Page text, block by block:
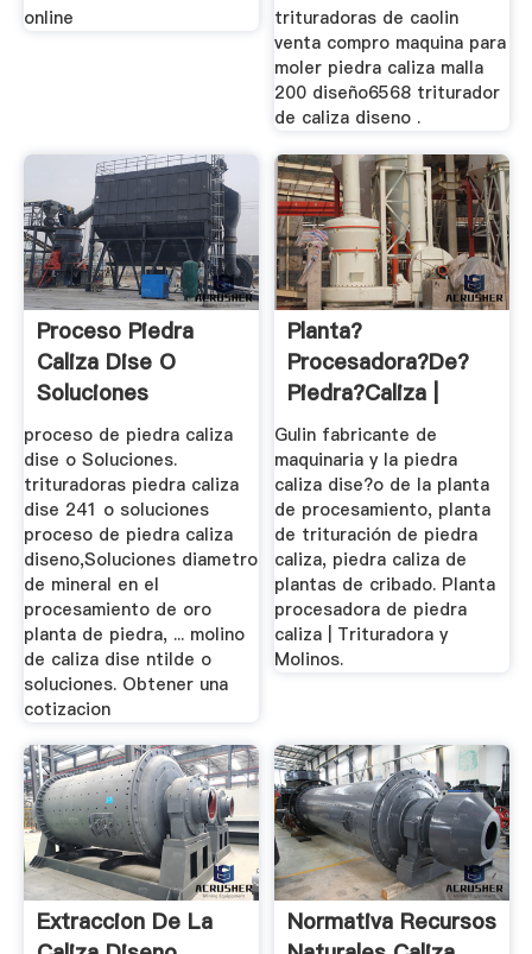
online
trituradoras de caolin
venta compro maquina para
moler piedra caliza malla
200 diseño6568 triturador
de caliza diseno .
Proceso Piedra
Caliza Dise O
Soluciones
proceso de piedra caliza
dise o Soluciones.
trituradoras piedra caliza
dise 241 o soluciones
proceso de piedra caliza
diseno,Soluciones diametro
de mineral en el
procesamiento de oro
planta de piedra, ... molino
de caliza dise ntilde o
soluciones. Obtener una
cotizacion
Planta?
Procesadora?de?
Piedra?caliza |
Worldcrushers
Gulin fabricante de
maquinaria y la piedra
caliza dise?o de la planta
de procesamiento, planta
de trituración de piedra
caliza, piedra caliza de
plantas de cribado. Planta
procesadora de piedra
caliza | Trituradora y
Molinos.
Extraccion De La
Normativa Recursos